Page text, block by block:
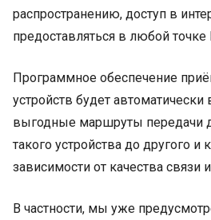
распространению, доступ в
предоставляться в любой точке
Программное обеспечение
устройств будет
выгодные маршруты передачи
такого устройства до другого и
зависимости от качества связи
В частности, мы уже